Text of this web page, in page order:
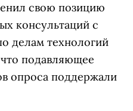
свою позицию
консультаций с
делам технологий
подавляющее
опроса поддержали